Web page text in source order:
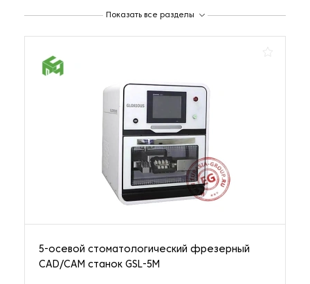
Оборудование для производства одноразовых
1 наименование
Оборудование для производства травяных отваров
Оборудование для ПЦР тестов
8 наименований
Стоматологические пескоструйные аппараты
Показать все разделы
5-осевой стоматологический фрезерный
CAD/CAM станок GSL-5M